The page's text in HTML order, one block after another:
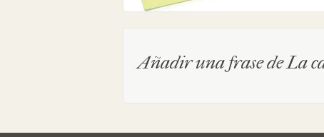
Añadir una frase de La